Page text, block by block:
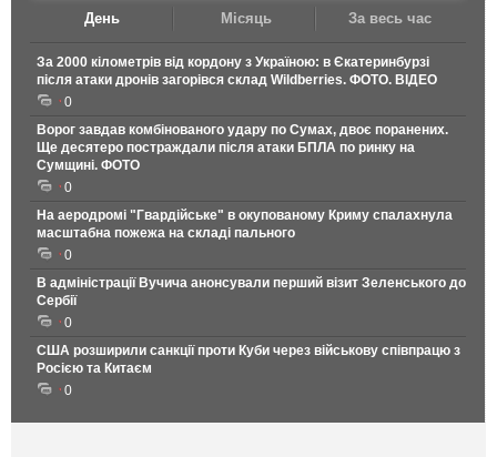
День Місяць За весь час
За 2000 кілометрів від кордону з Україною: в Єкатеринбурзі
після атаки дронів загорівся склад Wildberries. ФОТО. ВІДЕО
0
Ворог завдав комбінованого удару по Сумах, двоє поранених.
Ще десятеро постраждали після атаки БПЛА по ринку на
Сумщині. ФОТО
0
На аеродромі "Гвардійське" в окупованому Криму спалахнула
масштабна пожежа на складі пального
0
В адміністрації Вучича анонсували перший візит Зеленського до
Сербії
0
США розширили санкції проти Куби через військову співпрацю з
Росією та Китаєм
0